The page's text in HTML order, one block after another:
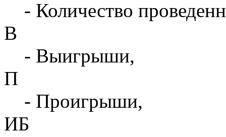
- Количество
В
- Выигрыши,
П
- Проигрыши,
ИБ